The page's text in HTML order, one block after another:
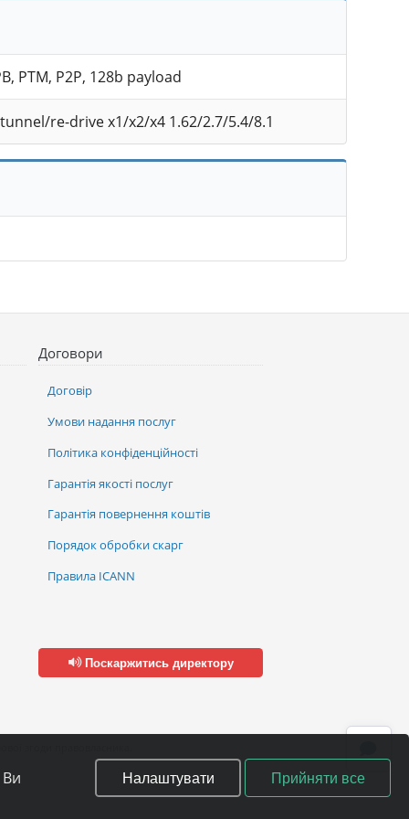
Налаштувати Прийняти все
PTM, P2P, 128b payload
tunnel/re-drive x1/x2/x4 1.62/2.7/5.4/8.1
Договори
Договір
Умови надання послуг
Політика конфіденційності
Гарантія якості послуг
Гарантія повернення коштів
Порядок обробки скарг
Правила ICANN
Поскаржитись директору